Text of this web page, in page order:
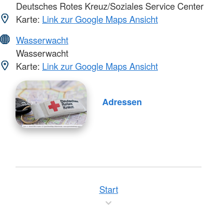
Deutsches Rotes Kreuz/Soziales Service Center
Karte: Link zur Google Maps Ansicht
Wasserwacht
Wasserwacht
Karte: Link zur Google Maps Ansicht
Adressen
Start